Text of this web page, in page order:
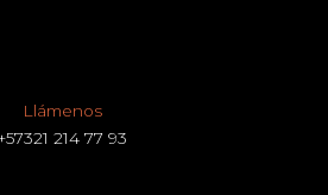
Llámenos
214 77 93